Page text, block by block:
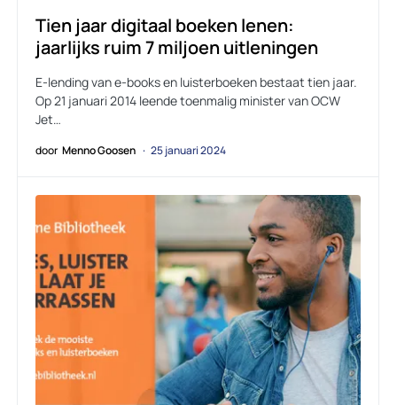
Tien jaar digitaal boeken lenen:
jaarlijks ruim 7 miljoen uitleningen
E-lending van e-books en luisterboeken bestaat tien jaar.
Op 21 januari 2014 leende toenmalig minister van OCW
Jet…
door Menno Goosen 25 januari 2024